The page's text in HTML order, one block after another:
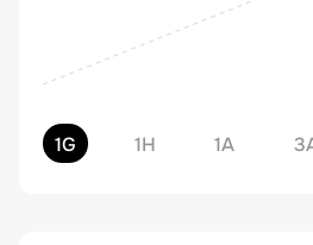
1G 1H 1A